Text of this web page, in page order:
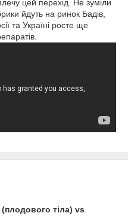
цей перехід. Не зуміли
йдуть на ринок Бадів,
та Україні росте ще
тіла) vs